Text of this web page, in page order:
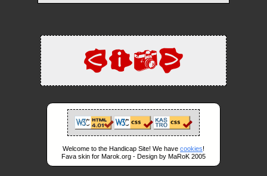
Welcome to the Handicap Site! We have cookies!
Fava skin for Marok.org - Design by MaRoK 2005